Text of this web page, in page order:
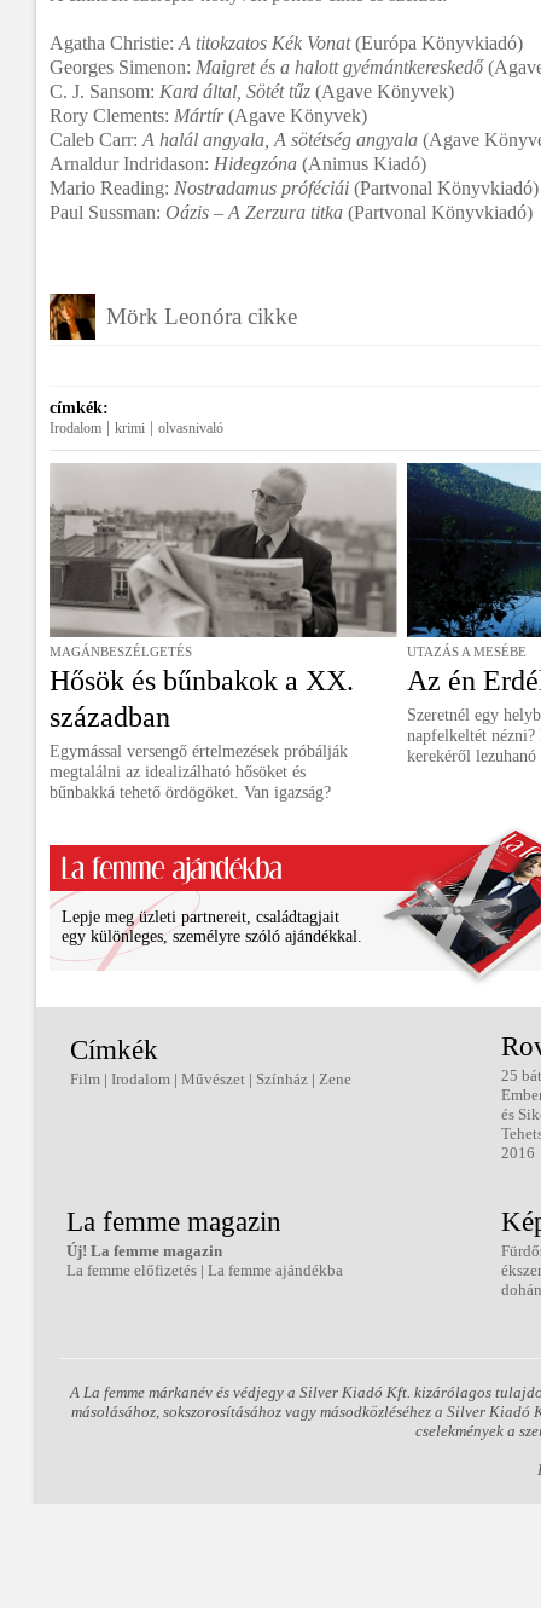
Agatha Christie: A titokzatos Kék Vonat(Európa Könyvkiadó)
Georges Simenon: Maigret és a halott gyémántkereskedő
C. J. Sansom: Kard által, Sötét tűz (Agave Könyvek)
Rory Clements: Mártír(Agave Könyvek)
Caleb Carr: A halál angyala, A sötétség angyala (Agave
Arnaldur Indridason: Hidegzóna (Animus Kiadó)
Mario Reading: Nostradamus próféciái (Partvonal Könyvkiadó)
Paul Sussman: Oázis – A Zerzura titka (Partvonal Könyvkiadó)
Mörk Leonóra cikke
címkék:
Irodalom krimi olvasnivaló
MAGÁNBESZÉLGETÉS
Hősök és bűnbakok a XX.
században
Egymással versengő értelmezések próbálják
megtalálni az idealizálható hősöket és
bűnbakká tehető ördögöket. Van igazság?
UTAZÁS A MESÉBE
Az én
Szeretnél egy
napfelkeltét nézni?
kerekéről
Lepje meg üzleti partnereit, családtagjait
egy különleges, személyre szóló ajándékkal.
Címkék
Film | Irodalom | Művészet | Színház | Zene
25
és
2016
La femme magazin
Új! La femme magazin
La femme előfizetés | La femme ajándékba
A La femme márkanév és védjegy a Silver Kiadó Kft. kizárólagos
másolásához, sokszorosításához vagy másodközléséhez a Silver
cselekmények a